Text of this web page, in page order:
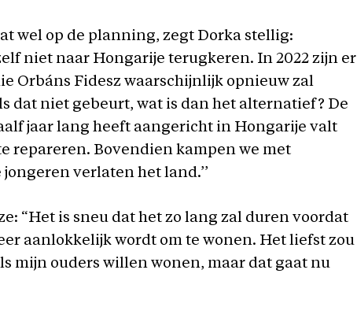
wel op de planning, zegt Dorka stellig:
niet naar Hongarije terugkeren. In 2022 zijn er
Orbáns Fidesz waarschijnlijk opnieuw zal
dat niet gebeurt, wat is dan het alternatief? De
jaar lang heeft aangericht in Hongarije valt
repareren. Bovendien kampen we met
verlaten het land.’’
“Het is sneu dat het zo lang zal duren voordat
aanlokkelijk wordt om te wonen. Het liefst zou
mijn ouders willen wonen, maar dat gaat nu